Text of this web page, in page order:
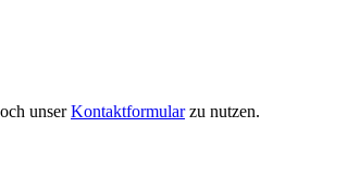
unserKontaktformularzu nutzen.